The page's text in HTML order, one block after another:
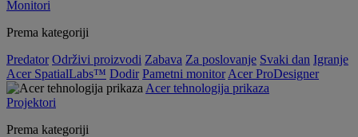
Monitori
Prema kategoriji
Predator Održivi proizvodi Zabava Za poslovanje Svaki dan Igranje
Acer SpatialLabs™ Dodir Pametni monitor Acer ProDesigner
Acer tehnologija prikaza
Projektori
Prema kategoriji